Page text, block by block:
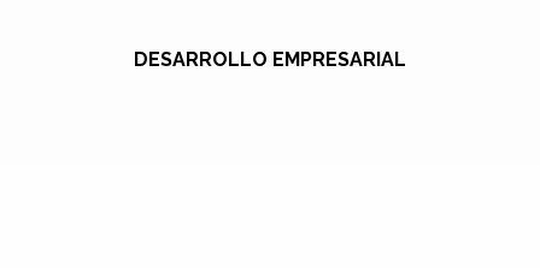
DESARROLLO EMPRESARIAL